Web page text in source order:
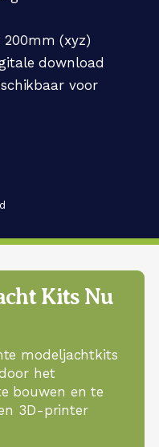
200mm (xyz)
download
voor
Kits Nu
modeljachtkits
het
bouwen en te
3D-printer